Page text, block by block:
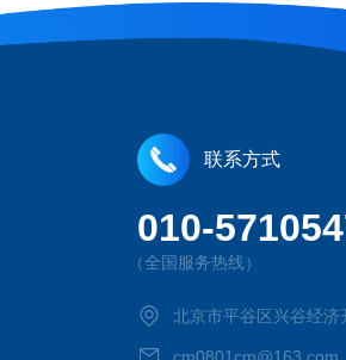
联系方式
010-
（全国服务热线）
北京市平谷区兴谷经